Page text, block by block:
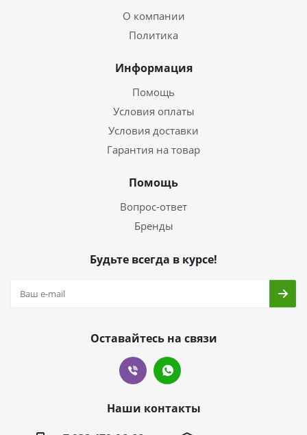
О компании
Политика
Информация
Помощь
Условия оплаты
Условия доставки
Гарантия на товар
Помощь
Вопрос-ответ
Бренды
Будьте всегда в курсе!
Оставайтесь на связи
Наши контакты